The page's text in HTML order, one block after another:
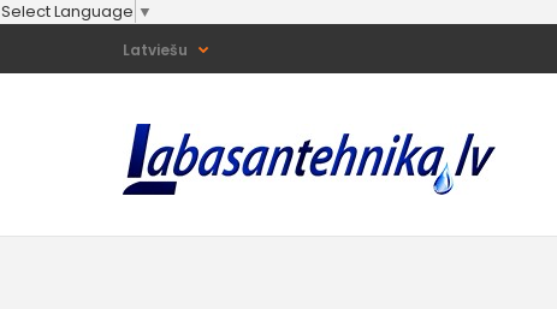
Select Language ▼
Latviešu